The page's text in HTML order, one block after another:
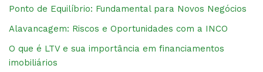
Ponto de Equilíbrio: Fundamental para Novos Negócios
Alavancagem: Riscos e Oportunidades com a INCO
O que é LTV e sua importância em financiamentos
imobiliários